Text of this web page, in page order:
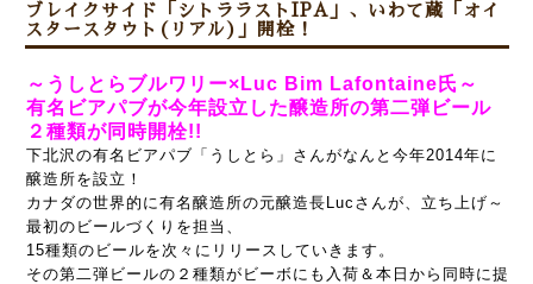
ブレイクサイド「シトララストIPA」、いわて蔵「オイ
スタースタウト(リアル)」開栓！
～うしとらブルワリー×Luc Bim Lafontaine氏～
有名ビアパブが今年設立した醸造所の第二弾ビール
２種類が同時開栓!!
下北沢の有名ビアパブ「うしとら」さんがなんと今年2014年に
醸造所を設立！
カナダの世界的に有名醸造所の元醸造長Lucさんが、立ち上げ～
最初のビールづくりを担当、
15種類のビールを次々にリリースしていきます。
その第二弾ビールの２種類がビーボにも入荷＆本日から同時に提